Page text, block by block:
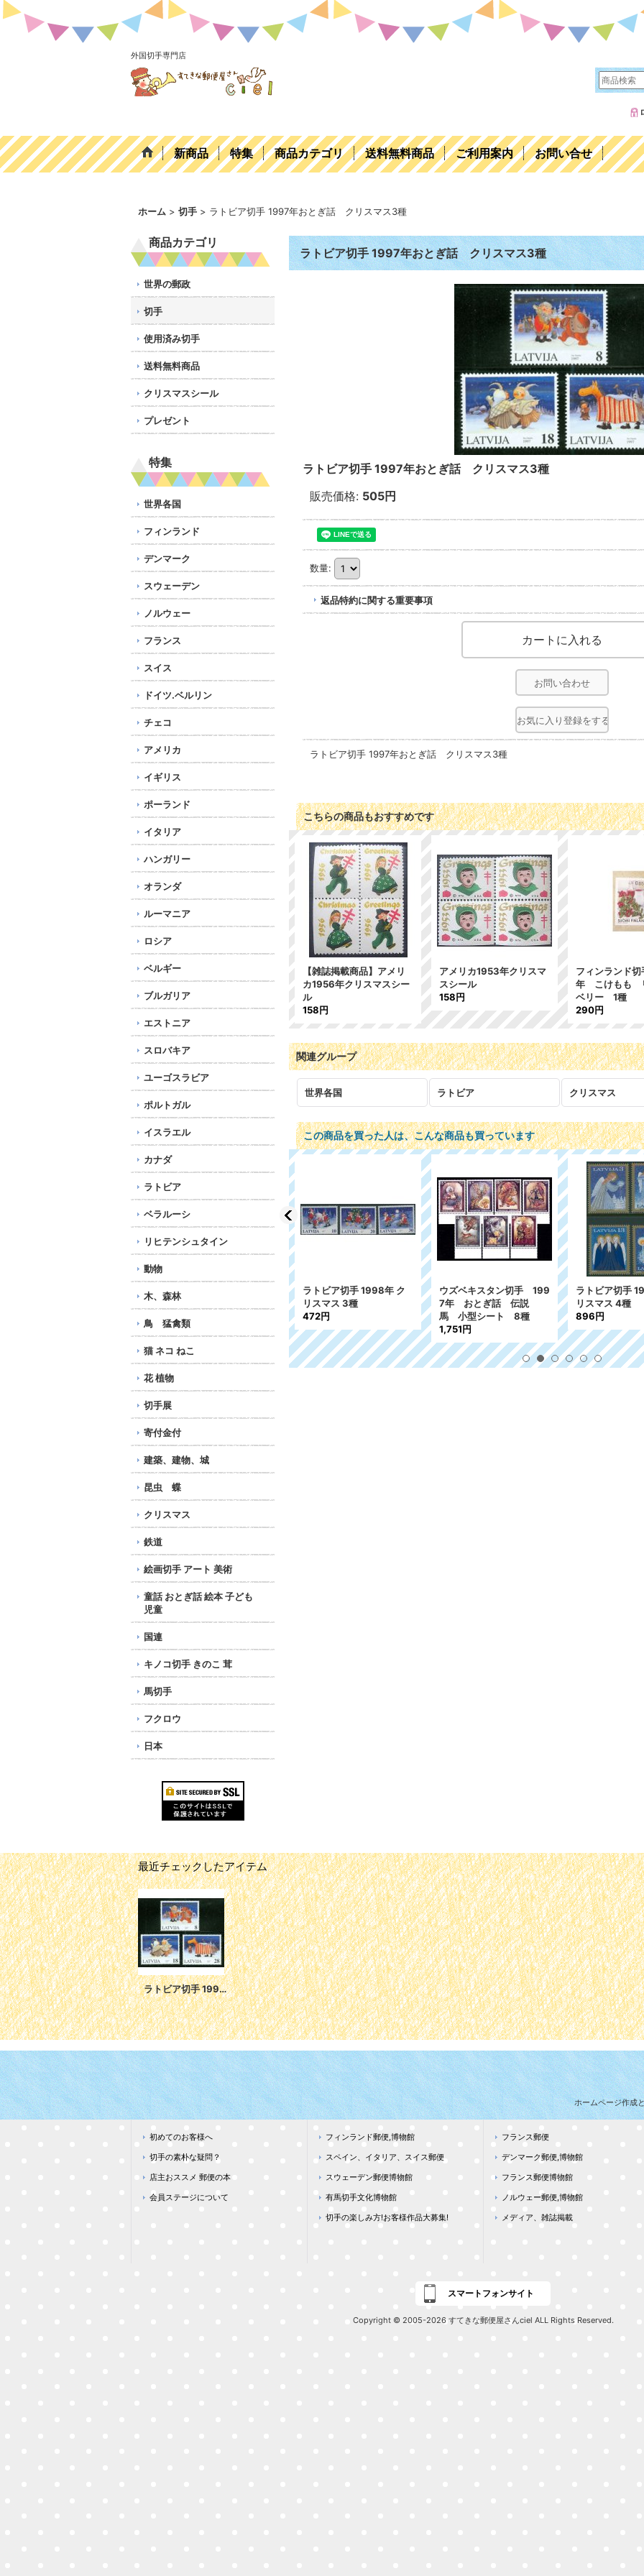
外国切手専門店
新商品 特集 商品カテゴリ 送料無料商品 ご利用案内 お問い合せ
ホーム > 切手 > ラトビア切手 1997年おとぎ話 クリスマス3種
商品カテゴリ
世界の郵政
切手
使用済み切手
送料無料商品
クリスマスシール
プレゼント
特集
世界各国
フィンランド
デンマーク
スウェーデン
ノルウェー
フランス
スイス
ドイツ.ベルリン
チェコ
アメリカ
イギリス
ポーランド
イタリア
ハンガリー
オランダ
ルーマニア
ロシア
ベルギー
ブルガリア
エストニア
スロバキア
ユーゴスラビア
ポルトガル
イスラエル
カナダ
ラトビア
ベラルーシ
リヒテンシュタイン
動物
木、森林
鳥 猛禽類
猫 ネコ ねこ
花 植物
切手展
寄付金付
建築、建物、城
昆虫 蝶
クリスマス
鉄道
絵画切手 アート 美術
童話 おとぎ話 絵本 子ども
児童
国連
キノコ切手 きのこ 茸
馬切手
フクロウ
日本
ラトビア切手 1997年おとぎ話 クリスマス3種
ラトビア切手 1997年おとぎ話 クリスマス3種
販売価格: 505円
数量:
返品特約に関する重要事項
お問い合わせ
お気に入り登録をする
ラトビア切手 1997年おとぎ話 クリスマス3種
こちらの商品もおすすめです
【雑誌掲載商品】アメリ
カ1956年クリスマスシー
ル
158円
アメリカ1953年クリスマ
スシール
158円
フィンランド
年 こけもも
ベリー 1種
290円
関連グループ
世界各国 ラトビア クリスマス
この商品を買った人は、こんな商品も買っています
ラトビア切手 2007年 ク
リスマス 子ども 3種
771円
ラトビア切手 1998年 ク
リスマス 3種
472円
ウズベキスタン切手 199
7年 おとぎ話 伝説
馬 小型シート 8種
1,751円
ラトビア切手
リスマス 4種
896円
最近チェックしたアイテム
ラトビア切手 1997年おとぎ話 クリスマス3種
ホームページ作成
初めてのお客様へ
切手の素朴な疑問？
店主おススメ 郵便の本
会員ステージについて
フィンランド郵便,博物館
スペイン、イタリア、スイス郵便
スウェーデン郵便博物館
有馬切手文化博物館
切手の楽しみ方!お客様作品大募集!
フランス郵便
デンマーク郵便,博物館
フランス郵便博物館
ノルウェー郵便,博物館
メディア、雑誌掲載
スマートフォンサイト
Copyright © 2005-2026 すてきな郵便屋さんciel ALL Rights Reserved.